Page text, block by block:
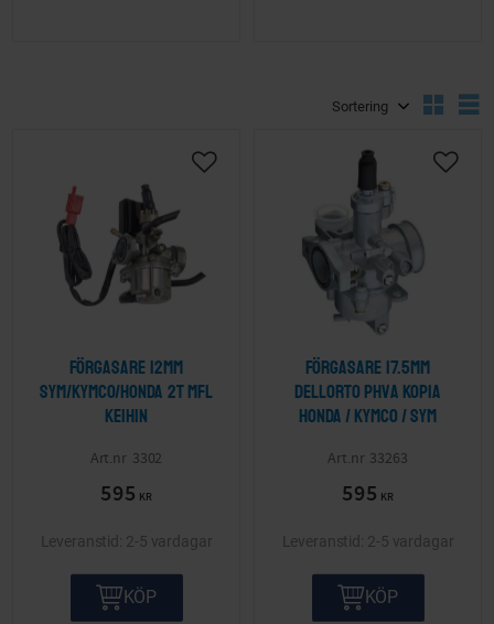
Förgasare 12mm
Sym/Kymco/Honda 2T mfl
Keihin
3302
595 KR
Lägg till i önskelista
2-5 vardagar
KÖP
Förgasare 17.5mm
Dellorto PHVA kopia
Honda / Kymco / Sym
33263
595 KR
Lägg
2-5 vardagar
KÖP